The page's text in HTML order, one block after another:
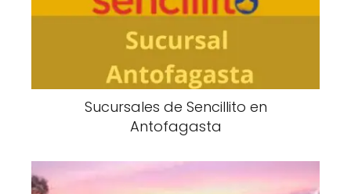
Sucursales de Sencillito en
Antofagasta